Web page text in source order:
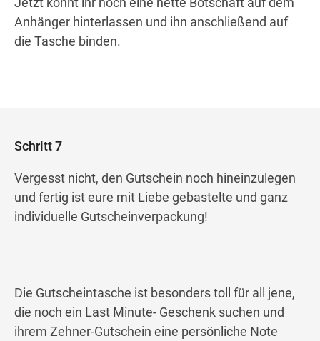
Anhänger hinterlassen und ihn anschließend auf
die Tasche binden.
Schritt 7
Vergesst nicht, den Gutschein noch hineinzulegen
und fertig ist eure mit Liebe gebastelte und ganz
individuelle Gutscheinverpackung!
Die Gutscheintasche ist besonders toll für all jene,
die noch ein Last Minute- Geschenk suchen und
ihrem Zehner-Gutschein eine persönliche Note